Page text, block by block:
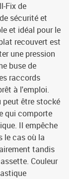
pour le transport ou
pulvérisation réglable
Fix de
sécurité et
et idéal pour le
recouvert est
une pression
buse de
raccords
à l'emploi.
peut être stocké
qui comporte
Il empêche
le cas où la
tandis
Couleur